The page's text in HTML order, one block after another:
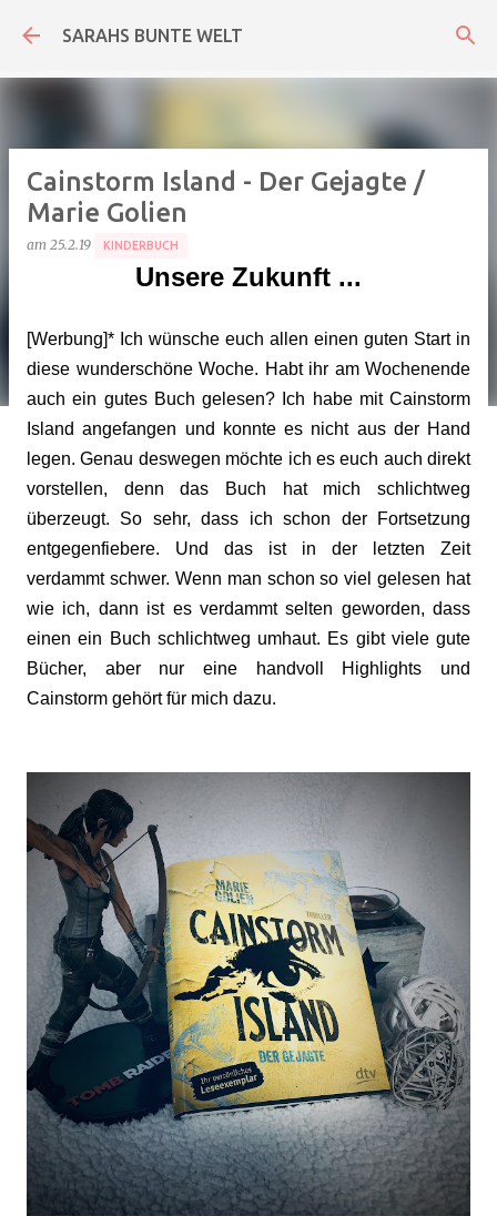
Direkt zum Hauptbereich
SARAHS BUNTE WELT
Cainstorm Island - Der Gejagte /
Marie Golien
am 25.2.19 KINDERBUCH
Unsere Zukunft ...
[Werbung]* Ich wünsche euch allen einen guten Start in
diese wunderschöne Woche. Habt ihr am Wochenende
auch ein gutes Buch gelesen? Ich habe mit Cainstorm
Island angefangen und konnte es nicht aus der Hand
legen. Genau deswegen möchte ich es euch auch direkt
vorstellen, denn das Buch hat mich schlichtweg
überzeugt. So sehr, dass ich schon der Fortsetzung
entgegenfiebere. Und das ist in der letzten Zeit
verdammt schwer. Wenn man schon so viel gelesen hat
wie ich, dann ist es verdammt selten geworden, dass
einen ein Buch schlichtweg umhaut. Es gibt viele gute
Bücher, aber nur eine handvoll Highlights und
Cainstorm gehört für mich dazu.